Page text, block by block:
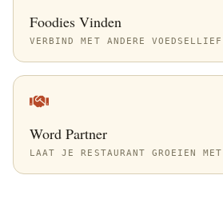
Foodies Vinden
VERBIND MET ANDERE
Word Partner
LAAT JE RESTAURANT GROEIEN